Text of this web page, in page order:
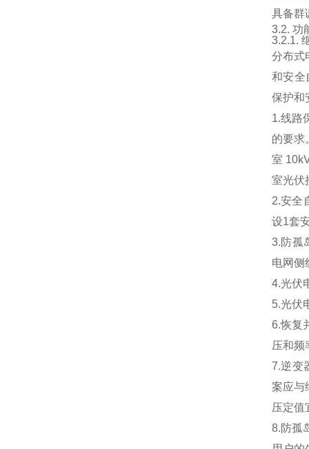
具备群
3.2. 功
3.2.1.
分布式
和安全
保护和
1.线路
的要求
室
室光伏
2.安全
设1套
3.防孤
电网侧
4.光伏
5.光伏
6.恢复
压和频
7.逆变
案应与
压定值
8.防孤